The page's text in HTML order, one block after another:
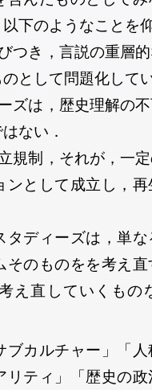
下のようなことを
つき，言説の重層
として問題化して
ズは，歴史理解の
ない．
規制，それが，一
ンとして成立し，
ディーズは，単
のものをを考え
え直していくもの
カルチャー」「
リティ」「歴史の